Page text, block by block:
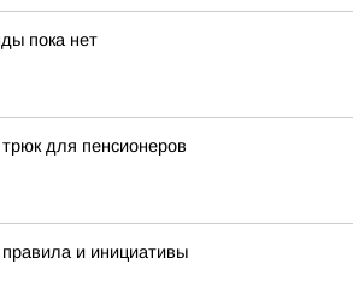
пока нет
трюк для пенсионеров
и инициативы